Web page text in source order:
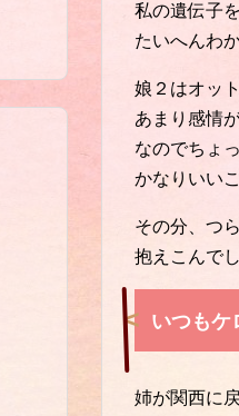
私の遺伝子
たいへんわ
娘２はオッ
あまり感情
なのでちょ
かなりいい
その分、つ
抱えこんで
いつも
姉が関西に